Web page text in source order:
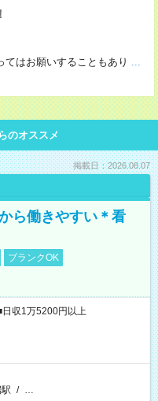
はお願いすることもあり ...
のオススメ
掲載日：2026.08.07
ら働きやすい＊看
ブランクOK
収1万5200円以上
/ …